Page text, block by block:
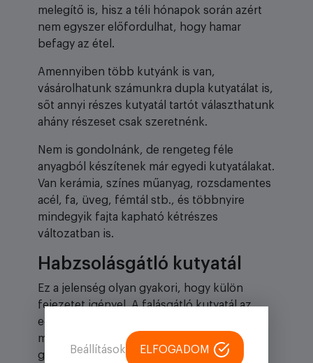
melegítő is, hisz a téli hónapok során azért
nem egyszer előfordulhat, hogy hamar
befagy az étel.
Amennyiben több kutyánk is van,
vásárolhatunk számunkra dupla kutyatálat is,
sőt annyi részes kutyatál tartót választhatunk
ahány részeset csak szeretnénk.
Nem is gondolnánk, de rengeteg féle
anyagból készítenek már egyedi kutyatálakat.
Van kerámia, színes műanyag, rozsdamentes
acél, fa, üveg, fémtál stb., és többnyire
mindegyik fajta kapható kétrészes
változatban is.
Habzsolásgátló kutyatál
Ez a jelenség olyan gyakori, hogy külön
fejezetet igényel. A falásgátló kutyatál az
egyik legkeresettebb termék a piacon, hisz
majd minden kutyánál előfordul, hogy
gyorsabban eszik a kelleténél. A kutyatál
Beállítások ELFOGADOM